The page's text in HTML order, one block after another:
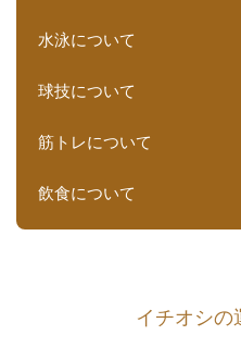
水泳について
球技について
筋トレについて
飲食について
イチオシの